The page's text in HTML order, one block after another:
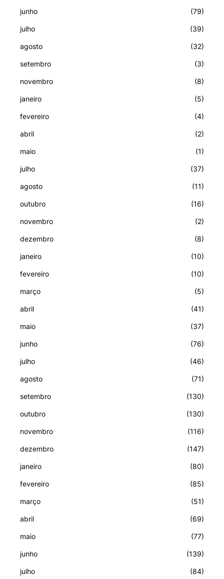
junho (79)
julho (39)
agosto (32)
setembro (3)
novembro (8)
janeiro (5)
fevereiro (4)
abril (2)
maio (1)
julho (37)
agosto (11)
outubro (16)
novembro (2)
dezembro (8)
janeiro (10)
fevereiro (10)
março (5)
abril (41)
maio (37)
junho (76)
julho (46)
agosto (71)
setembro (130)
outubro (130)
novembro (116)
dezembro (147)
janeiro (80)
fevereiro (85)
março (51)
abril (69)
maio (77)
junho (139)
julho (84)